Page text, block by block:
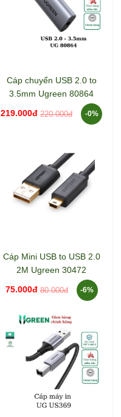
Cáp chuyển USB 2.0 to
3.5mm Ugreen 80864
219.000đ 220.000đ -0%
Cáp Mini USB to USB 2.0
2M Ugreen 30472
75.000đ 80.000đ -6%